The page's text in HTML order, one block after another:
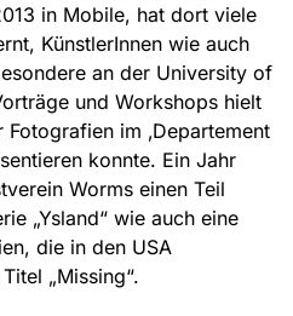
in Mobile, hat dort viele
KünstlerInnen wie auch
an der University of
und Workshops hielt
im ‚Departement
konnte. Ein Jahr
Worms einen Teil
„Ysland“ wie auch eine
die in den USA
„Missing“.